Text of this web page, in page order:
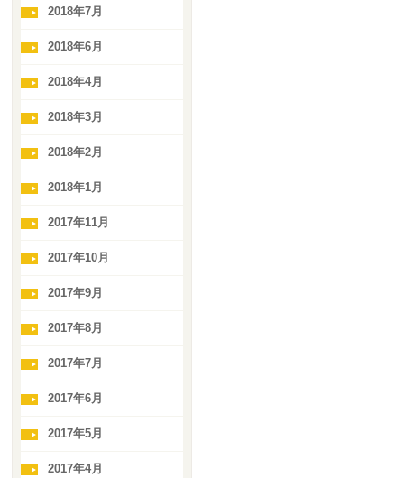
2018年7月
2018年6月
2018年4月
2018年3月
2018年2月
2018年1月
2017年11月
2017年10月
2017年9月
2017年8月
2017年7月
2017年6月
2017年5月
2017年4月